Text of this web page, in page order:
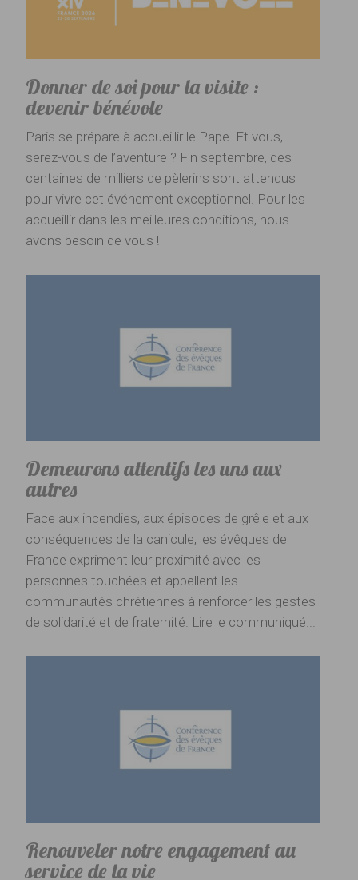
Donner de soi pour la visite :
devenir bénévole
Paris se prépare à accueillir le Pape. Et vous,
serez-vous de l’aventure ? Fin septembre, des
centaines de milliers de pèlerins sont attendus
pour vivre cet événement exceptionnel. Pour les
accueillir dans les meilleures conditions, nous
avons besoin de vous !
Demeurons attentifs les uns aux
autres
Face aux incendies, aux épisodes de grêle et aux
conséquences de la canicule, les évêques de
France expriment leur proximité avec les
personnes touchées et appellent les
communautés chrétiennes à renforcer les gestes
de solidarité et de fraternité. Lire le communiqué...
Renouveler notre engagement au
service de la vie